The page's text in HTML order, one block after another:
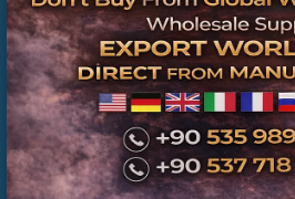
BAYRAMPAŞA CİRO
KURULUMU